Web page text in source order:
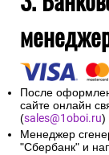
После
сайте онлайн
(sales@1oboi.ru)
Менеджер
"Сбербанк" и